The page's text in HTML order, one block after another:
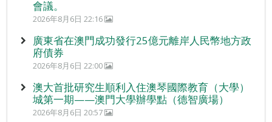
會議。
2026年8月6日 22:16
廣東省在澳門成功發行25億元離岸人民幣地方政
府債券
2026年8月6日 22:00
澳大首批研究生順利入住澳琴國際教育（大學）
城第一期——澳門大學辦學點（德智廣場）
2026年8月6日 20:57